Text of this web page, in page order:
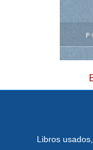
Libros